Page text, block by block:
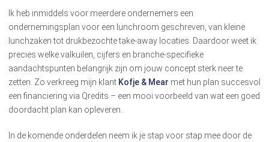
Ik heb inmiddels voor meerdere ondernemers een
ondernemingsplan voor een lunchroom geschreven, van kleine
lunchzaken tot drukbezochte take-away locaties. Daardoor weet ik
precies welke valkuilen, cijfers en branche-specifieke
aandachtspunten belangrijk zijn om jouw concept sterk neer te
zetten. Zo verkreeg mijn klant Kofje & Mear met hun plan succesvol
een financiering via Qredits – een mooi voorbeeld van wat een goed
doordacht plan kan opleveren.
In de komende onderdelen neem ik je stap voor stap mee door de